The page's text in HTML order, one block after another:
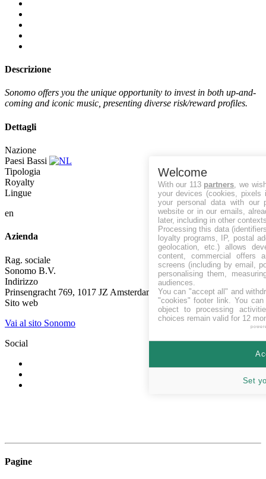
Descrizione
Sonomo offers you the unique opportunity to invest in both up-and-
coming and iconic music, presenting diverse risk/reward profiles.
Dettagli
Nazione
Paesi Bassi
Tipologia
Royalty
Lingue
en
Azienda
Rag. sociale
Sonomo B.V.
Indirizzo
Prinsengracht 769, 1017 JZ Amsterdam
Sito web
Vai al sito Sonomo
Social
Pagine
Welcome
With our 113 partners , we
your devices (cookies, pixels
your personal data with our
website or in our emails,
later, including in other
Processing this data
loyalty programs, IP, postal
geolocation, etc.) allows
content, commercial offers
screens (including by email,
personalising them,
audiences.
You can "accept all" and
"cookies" footer link . You
object to processing
choices remain valid for 12
Set